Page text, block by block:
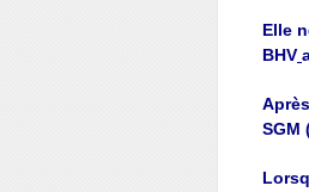
Elle
BHV
Après
SGM
L